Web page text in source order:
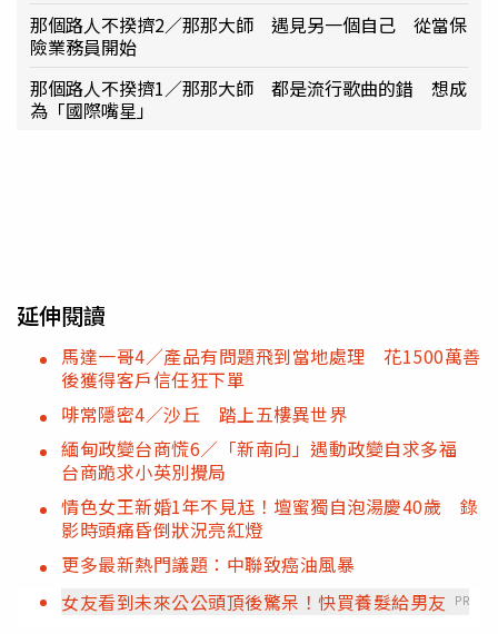
那個路人不揆擠2／那那大師 遇見另一個自己 從當保
險業務員開始
那個路人不揆擠1／那那大師 都是流行歌曲的錯 想成
為「國際嘴星」
延伸閱讀
馬達一哥4／產品有問題飛到當地處理 花1500萬善
後獲得客戶信任狂下單
啡常隱密4／沙丘 踏上五樓異世界
緬甸政變台商慌6／「新南向」遇動政變自求多福
台商跪求小英別攪局
情色女王新婚1年不見尪！壇蜜獨自泡湯慶40歲 錄
影時頭痛昏倒狀況亮紅燈
更多最新熱門議題：中聯致癌油風暴
女友看到未來公公頭頂後驚呆！快買養髮給男友
PR